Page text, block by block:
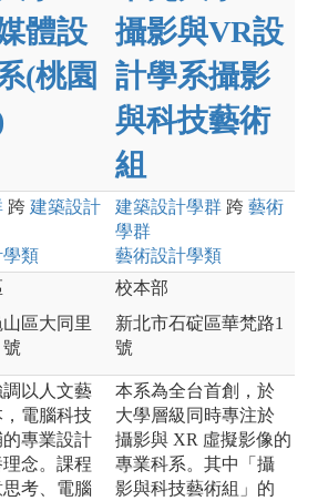
體設
(桃園
攝影與VR設
計學系攝影
與科技藝術
組
跨 建築設計
學類
建築設計學群 跨 藝術
學群
藝術設計學類
區大同里
校本部
新北市石碇區華梵路1
號
以人文藝
電腦科技
的專業設計
理念。課程
考、電腦
本系為全台首創，於
大學層級同時專注於
攝影與 XR 虛擬影像的
專業科系。其中「攝
影與科技藝術組」的